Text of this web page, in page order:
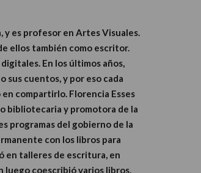
es profesor en Artes Visuales.
ellos también como escritor.
En los últimos años,
sus cuentos, y por eso cada
compartirlo. Florencia Esses
bibliotecaria y promotora de la
programas del gobierno de la
con los libros para
en talleres de escritura, en
luego coescribió varios libros.